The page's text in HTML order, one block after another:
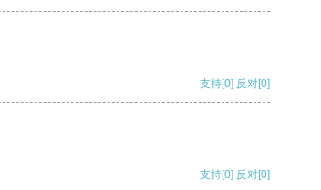
支持[0] 反对[0]
支持[0] 反对[0]